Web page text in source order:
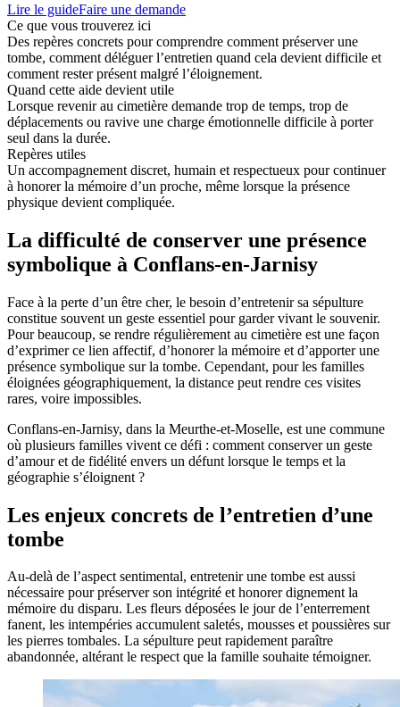
Lire le guideFaire une demande
Ce que vous trouverez ici
Des repères concrets pour comprendre comment préserver une
tombe, comment déléguer l’entretien quand cela devient difficile et
comment rester présent malgré l’éloignement.
Quand cette aide devient utile
Lorsque revenir au cimetière demande trop de temps, trop de
déplacements ou ravive une charge émotionnelle difficile à porter
seul dans la durée.
Repères utiles
Un accompagnement discret, humain et respectueux pour continuer
à honorer la mémoire d’un proche, même lorsque la présence
physique devient compliquée.
La difficulté de conserver une présence
symbolique à Conflans-en-Jarnisy
Face à la perte d’un être cher, le besoin d’entretenir sa sépulture
constitue souvent un geste essentiel pour garder vivant le souvenir.
Pour beaucoup, se rendre régulièrement au cimetière est une façon
d’exprimer ce lien affectif, d’honorer la mémoire et d’apporter une
présence symbolique sur la tombe. Cependant, pour les familles
éloignées géographiquement, la distance peut rendre ces visites
rares, voire impossibles.
Conflans-en-Jarnisy, dans la Meurthe-et-Moselle, est une commune
où plusieurs familles vivent ce défi : comment conserver un geste
d’amour et de fidélité envers un défunt lorsque le temps et la
géographie s’éloignent ?
Les enjeux concrets de l’entretien d’une
tombe
Au-delà de l’aspect sentimental, entretenir une tombe est aussi
nécessaire pour préserver son intégrité et honorer dignement la
mémoire du disparu. Les fleurs déposées le jour de l’enterrement
fanent, les intempéries accumulent saletés, mousses et poussières sur
les pierres tombales. La sépulture peut rapidement paraître
abandonnée, altérant le respect que la famille souhaite témoigner.